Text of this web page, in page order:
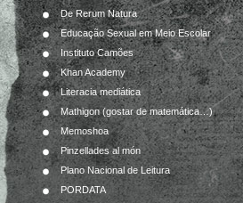
De Rerum Natura
Educação Sexual em Meio Escolar
Instituto Camões
Khan Academy
Literacia mediática
Mathigon (gostar de matemática…)
Memoshoa
Pinzellades al món
Plano Nacional de Leitura
PORDATA